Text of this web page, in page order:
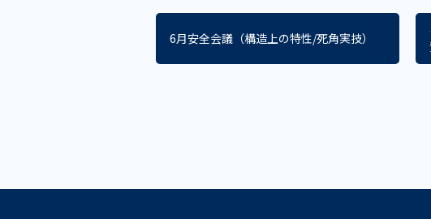
6月安全会議（構造上の特性/死角実技）